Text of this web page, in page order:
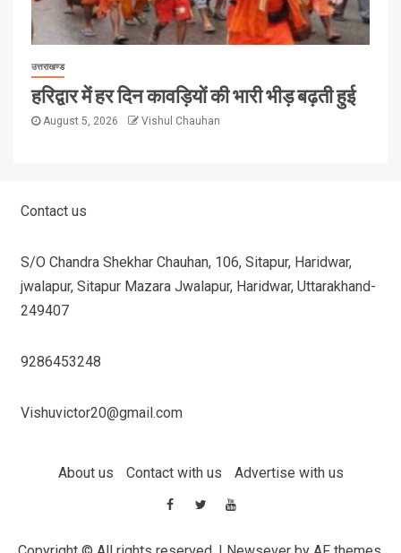
उत्तराखण्ड
हरिद्वार में हर दिन कावड़ियों की भारी भीड़ बढ़ती हुई
August 5, 2026 Vishul Chauhan
Contact us
S/O Chandra Shekhar Chauhan, 106, Sitapur, Haridwar,
jwalapur, Sitapur Mazara Jwalapur, Haridwar, Uttarakhand-
249407
9286453248
Vishuvictor20@gmail.com
About us Contact with us Advertise with us